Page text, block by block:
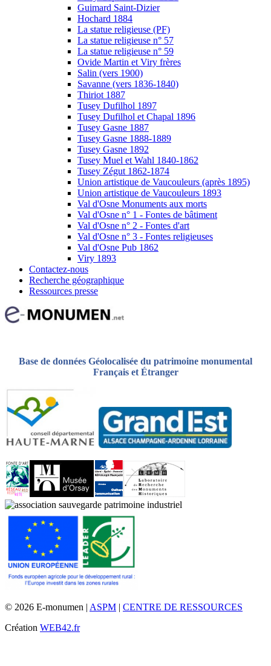
Guimard Saint-Dizier
Hochard 1884
La statue religieuse (PF)
La statue religieuse n° 57
La statue religieuse n° 59
Ovide Martin et Viry frères
Salin (vers 1900)
Savanne (vers 1836-1840)
Thiriot 1887
Tusey Dufilhol 1897
Tusey Dufilhol et Chapal 1896
Tusey Gasne 1887
Tusey Gasne 1888-1889
Tusey Gasne 1892
Tusey Muel et Wahl 1840-1862
Tusey Zégut 1862-1874
Union artistique de Vaucouleurs (après 1895)
Union artistique de Vaucouleurs 1893
Val d'Osne Monuments aux morts
Val d'Osne n° 1 - Fontes de bâtiment
Val d'Osne n° 2 - Fontes d'art
Val d'Osne n° 3 - Fontes religieuses
Val d'Osne Pub 1862
Viry 1893
Contactez-nous
Recherche géographique
Ressources presse
Base de données Géolocalisée du patrimoine monumental
Français et Étranger
© 2026 E-monumen | ASPM | CENTRE DE RESSOURCES
Création WEB42.fr